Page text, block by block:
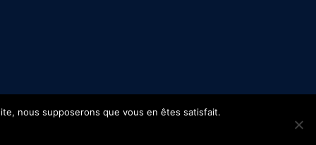
nous supposerons que vous en êtes satisfait.